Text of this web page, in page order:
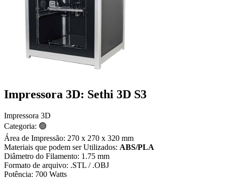
Impressora 3D: Sethi 3D S3
Impressora 3D
Categoria: 🟢
Área de Impressão: 270 x 270 x 320 mm
Materiais que podem ser Utilizados: ABS/PLA
Diâmetro do Filamento: 1.75 mm
Formato de arquivo: .STL / .OBJ
Potência: 700 Watts